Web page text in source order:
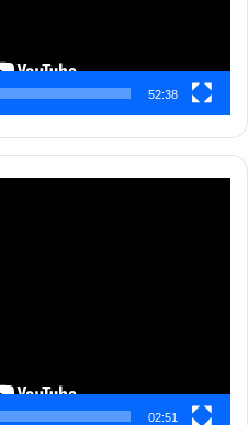
52:38
02:51